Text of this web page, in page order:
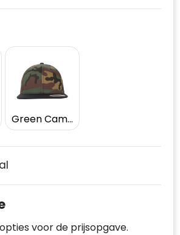
Green Camo/Black
voor de prijsopgave.